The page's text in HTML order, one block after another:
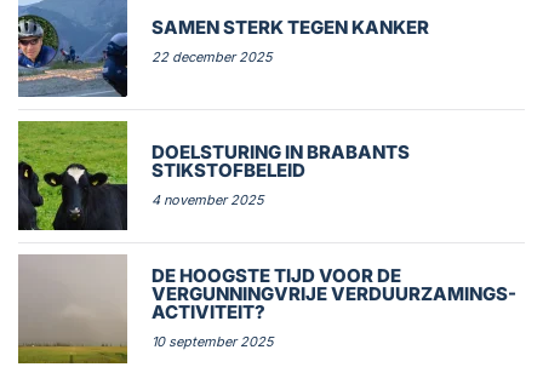
SAMEN STERK TEGEN KANKER
22 december 2025
DOELSTURING IN BRABANTS
STIKSTOFBELEID
4 november 2025
DE HOOGSTE TIJD VOOR DE
VERGUNNINGVRIJE VERDUURZAMINGS-
ACTIVITEIT?
10 september 2025